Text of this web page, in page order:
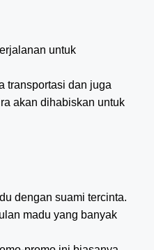
untuk
transportasi dan juga
akan dihabiskan untuk
dengan suami tercinta.
madu yang banyak